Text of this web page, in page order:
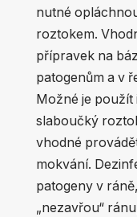
nutné
roztokem.
přípravek na
patogenům a v
Možné je
slaboučký
vhodné
mokvání.
patogeny v
„nezavřou“